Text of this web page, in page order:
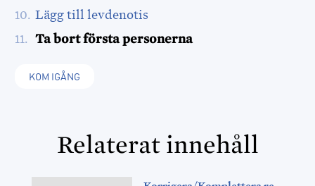
Lägg till levdenotis
Ta bort första personerna
KOM IGÅNG
Relaterat innehåll